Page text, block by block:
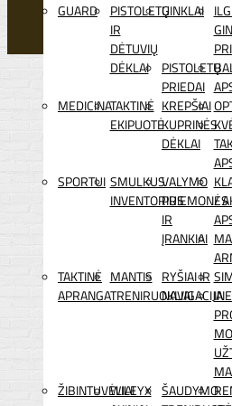
GUARD
PISTOLETŲ
IR
DĖTUVIŲ
DĖKLAI
GINKLAI
PISTOLETŲ
PRIEDAI
MEDICINATAKTINĖ
EKIPUOTĖ
KREPŠIAI
KUPRINĖS
DĖKLAI
SPORTUI SMULKUS
INVENTORIUS
VALYMO
PRIEMONĖS
IR
ĮRANKIAI
/
TAKTINĖ
APRANGA
MANTIS
TRENIRUOKLIAI
RYŠIAI IR
NAVIGACIJA
ŽIBINTUVĖLIAI
WILEYX ŠAUDYMO